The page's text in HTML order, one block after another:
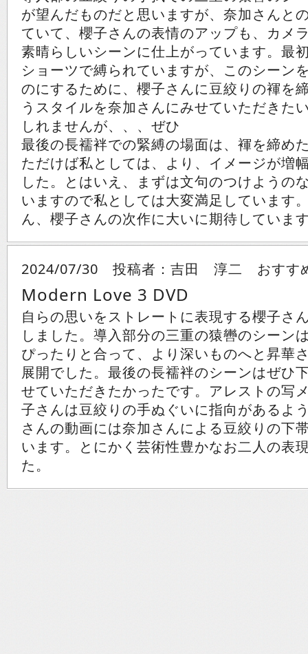
が望んだものだと思いますが、奈加さんと
ていて、櫻子さんの表情のアップも、カメ
素晴らしいシーンに仕上がっています。最
ショーツで縛られていますが、このシーン
のにするために、櫻子さんに豆絞りの褌を
うスタイルを奈加さんにみせていただきた
しれませんが、、、ぜひ
最後の長襦袢での緊縛の場面は、褌を締め
ただけば私としては、より、イメージが増
した。とはいえ、まずは文句のつけようの
いますので私としては大変満足しています
ん、櫻子さんの次作に大いに期待していま
2024/07/30 投稿者：吉田 淳二 おすす
Modern Love 3 DVD
自らの思いをストレートに表現する櫻子さ
しました。導入部分の三重の猿轡のシーン
ぴったりと合って、より深いものへと昇華
展開でした。最後の長襦袢のシーンはぜひ
せていただきたかったです。アレストの写
子さんは豆絞りの手ぬぐいに指向があるよ
さんの動画には奈加さんによる豆絞りの下
います。とにかく芸術性豊かなお二人の表
た。